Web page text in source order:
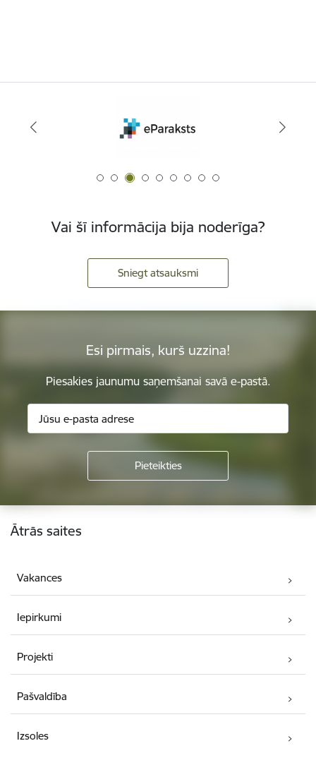
Vai šī informācija bija noderīga?
Sniegt atsauksmi
Esi pirmais, kurš uzzina!
Piesakies jaunumu saņemšanai savā e-pastā.
Kājene
Ātrās saites
Vakances
Iepirkumi
Projekti
Pašvaldība
Izsoles